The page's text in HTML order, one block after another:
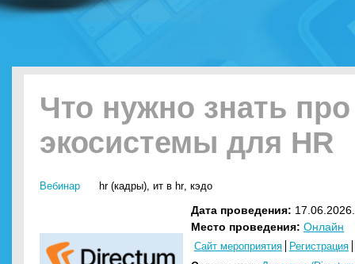
Что нужно знать про
экосистемы для HR
Вебинар hr (кадры), ит в hr, кэдо
Дата проведения:
Место проведения: Онлайн
Сайт мероприятия
Регистрация